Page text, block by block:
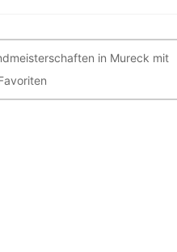
in Mureck mit